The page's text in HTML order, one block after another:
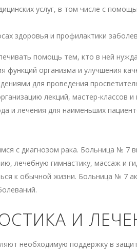
услуг, в том числе с
здоровья и профилактики
помощь тем, кто в ней
организма и улучшения
для проведения
лекций, мастер-классов и
и лечения для наименьших
с диагнозом рака. Больница № 7
лечебную гимнастику, массаж и
к обычной жизни. Больница № 7
И
необходимую поддержку в